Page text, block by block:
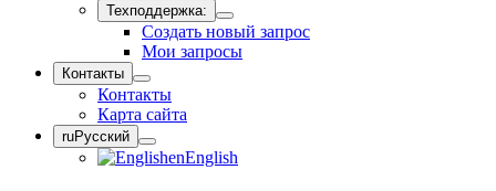
Техподдержка:
Создать новый запрос
Мои запросы
Контакты
Контакты
Карта сайта
ruРусский
enEnglish